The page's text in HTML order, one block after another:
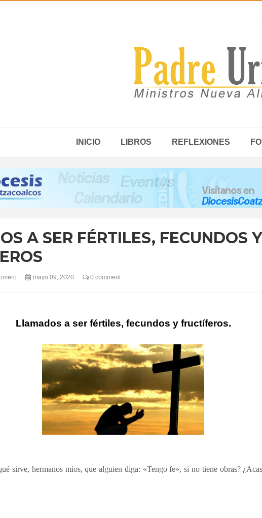
INICIO LIBROS REFLEXIONES
A SER FÉRTILES, FECUNDOS Y
mayo 09, 2020 0 comment
Llamados a ser fértiles, fecundos y fructíferos.
sirve, hermanos míos, que alguien diga: «Tengo fe», si no tiene obras?